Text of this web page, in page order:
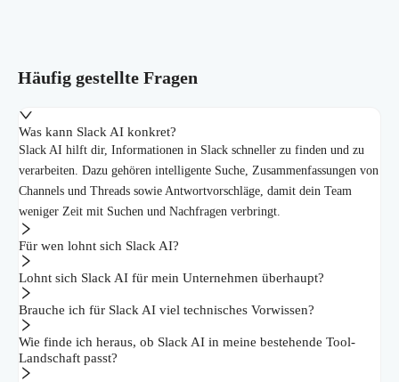
Häufig gestellte Fragen
Was kann Slack AI konkret?
Slack AI hilft dir, Informationen in Slack schneller zu finden und zu
verarbeiten. Dazu gehören intelligente Suche, Zusammenfassungen von
Channels und Threads sowie Antwortvorschläge, damit dein Team
weniger Zeit mit Suchen und Nachfragen verbringt.
Für wen lohnt sich Slack AI?
Lohnt sich Slack AI für mein Unternehmen überhaupt?
Brauche ich für Slack AI viel technisches Vorwissen?
Wie finde ich heraus, ob Slack AI in meine bestehende Tool-
Landschaft passt?